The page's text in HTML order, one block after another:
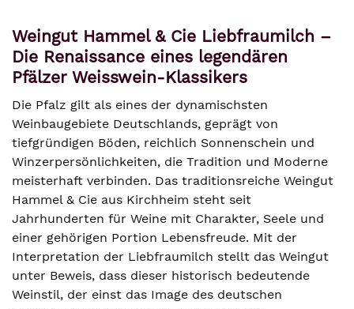
Weingut Hammel & Cie Liebfraumilch –
Die Renaissance eines legendären
Pfälzer Weisswein-Klassikers
Die Pfalz gilt als eines der dynamischsten
Weinbaugebiete Deutschlands, geprägt von
tiefgründigen Böden, reichlich Sonnenschein und
Winzerpersönlichkeiten, die Tradition und Moderne
meisterhaft verbinden. Das traditionsreiche Weingut
Hammel & Cie aus Kirchheim steht seit
Jahrhunderten für Weine mit Charakter, Seele und
einer gehörigen Portion Lebensfreude. Mit der
Interpretation der Liebfraumilch stellt das Weingut
unter Beweis, dass dieser historisch bedeutende
Weinstil, der einst das Image des deutschen